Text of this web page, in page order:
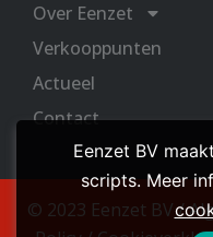
Over Eenzet
Verkooppunten
Actueel
Contact
© 2023 Eenzet BV /
Eenzet BV
scripts. Meer